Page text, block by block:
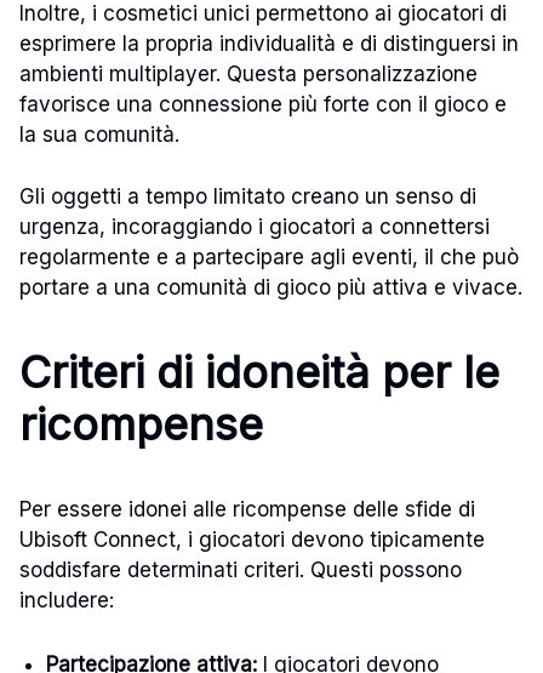
Inoltre, i cosmetici unici permettono ai giocatori di
esprimere la propria individualità e di distinguersi in
ambienti multiplayer. Questa personalizzazione
favorisce una connessione più forte con il gioco e
la sua comunità.
Gli oggetti a tempo limitato creano un senso di
urgenza, incoraggiando i giocatori a connettersi
regolarmente e a partecipare agli eventi, il che può
portare a una comunità di gioco più attiva e vivace.
Criteri di idoneità per le
ricompense
Per essere idonei alle ricompense delle sfide di
Ubisoft Connect, i giocatori devono tipicamente
soddisfare determinati criteri. Questi possono
includere:
Partecipazione attiva: I giocatori devono